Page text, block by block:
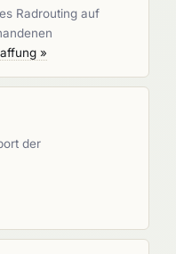
Radrouting auf
»
der